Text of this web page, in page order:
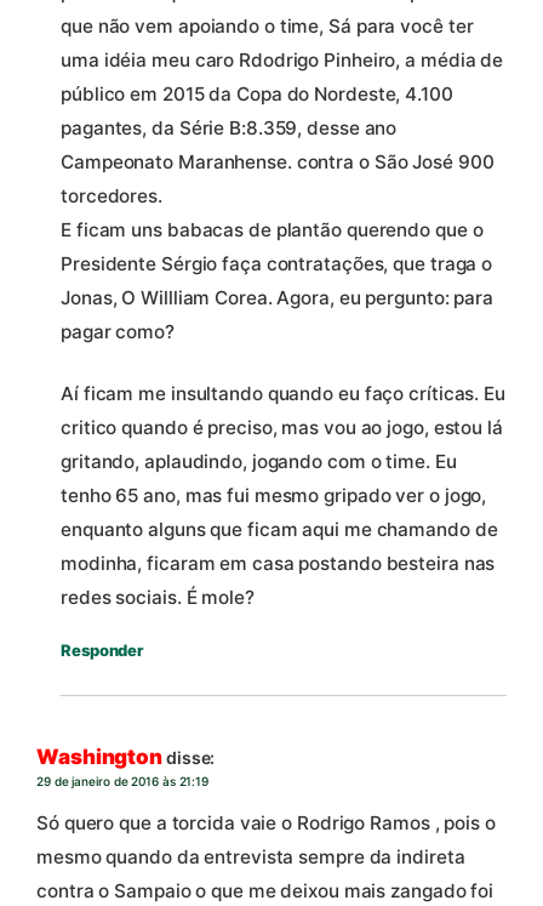
que não vem apoiando o time, Sá para você ter
uma idéia meu caro Rdodrigo Pinheiro, a média de
público em 2015 da Copa do Nordeste, 4.100
pagantes, da Série B:8.359, desse ano
Campeonato Maranhense. contra o São José 900
torcedores.
E ficam uns babacas de plantão querendo que o
Presidente Sérgio faça contratações, que traga o
Jonas, O Willliam Corea. Agora, eu pergunto: para
pagar como?
Aí ficam me insultando quando eu faço críticas. Eu
critico quando é preciso, mas vou ao jogo, estou lá
gritando, aplaudindo, jogando com o time. Eu
tenho 65 ano, mas fui mesmo gripado ver o jogo,
enquanto alguns que ficam aqui me chamando de
modinha, ficaram em casa postando besteira nas
redes sociais. É mole?
Responder
Washingtondisse:
29 de janeiro de 2016 às 21:19
Só quero que a torcida vaie o Rodrigo Ramos , pois o
mesmo quando da entrevista sempre da indireta
contra o Sampaio o que me deixou mais zangado foi